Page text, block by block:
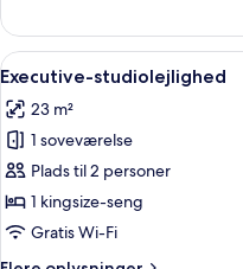
studiolejlighed
Indlæs
alle
billeder
af
Executive-
studiolejlighed
9
Executive-studiolejlighed
23 m²
1 soveværelse
Plads til 2 personer
1 kingsize-seng
Gratis Wi-Fi